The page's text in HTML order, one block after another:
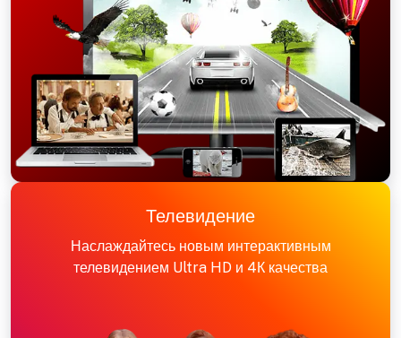
Телевидение
Наслаждайтесь новым интерактивным
телевидением Ultra HD и 4К качества